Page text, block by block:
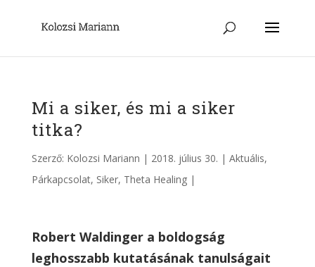
Mi a siker, és mi a siker
titka?
Szerző: Kolozsi Mariann | 2018. július 30. | Aktuális,
Párkapcsolat, Siker, Theta Healing|
Robert Waldinger a boldogság
leghosszabb kutatásának tanulságait